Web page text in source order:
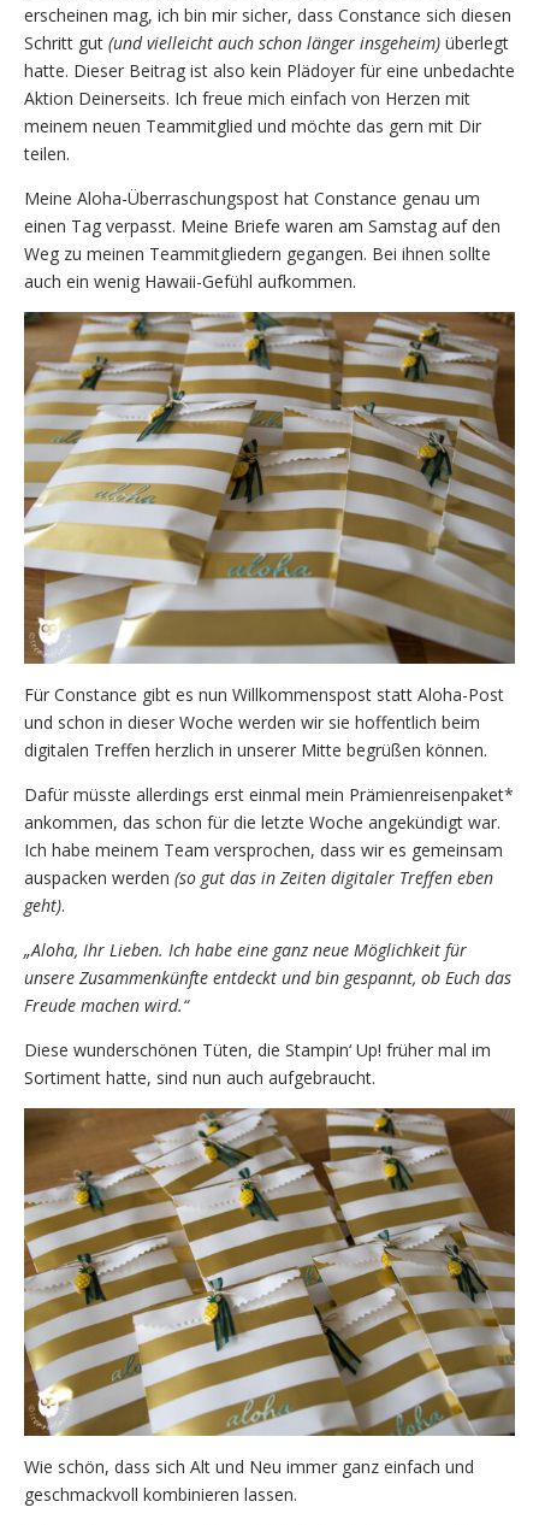
erscheinen mag, ich bin mir sicher, dass Constance sich diesen
Schritt gut (und vielleicht auch schon länger insgeheim) überlegt
hatte. Dieser Beitrag ist also kein Plädoyer für eine unbedachte
Aktion Deinerseits. Ich freue mich einfach von Herzen mit
meinem neuen Teammitglied und möchte das gern mit Dir
teilen.
Meine Aloha-Überraschungspost hat Constance genau um
einen Tag verpasst. Meine Briefe waren am Samstag auf den
Weg zu meinen Teammitgliedern gegangen. Bei ihnen sollte
auch ein wenig Hawaii-Gefühl aufkommen.
Für Constance gibt es nun Willkommenspost statt Aloha-Post
und schon in dieser Woche werden wir sie hoffentlich beim
digitalen Treffen herzlich in unserer Mitte begrüßen können.
Dafür müsste allerdings erst einmal mein Prämienreisenpaket*
ankommen, das schon für die letzte Woche angekündigt war.
Ich habe meinem Team versprochen, dass wir es gemeinsam
auspacken werden (so gut das in Zeiten digitaler Treffen eben
geht).
„Aloha, Ihr Lieben. Ich habe eine ganz neue Möglichkeit für
unsere Zusammenkünfte entdeckt und bin gespannt, ob Euch das
Freude machen wird.“
Diese wunderschönen Tüten, die Stampin‘ Up! früher mal im
Sortiment hatte, sind nun auch aufgebraucht.
Wie schön, dass sich Alt und Neu immer ganz einfach und
geschmackvoll kombinieren lassen.